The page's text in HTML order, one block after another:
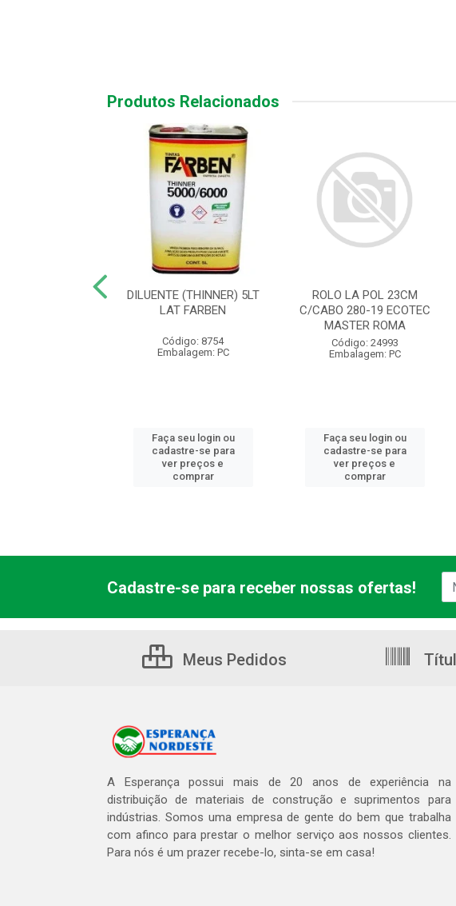
Produtos Relacionados
DILUENTE (THINNER) 5LT
LAT FARBEN
Código: 8754
Embalagem: PC
Faça seu login ou
cadastre-se para
ver preços e
comprar
ROLO LA POL 23CM
C/CABO 280-19 ECOTEC
MASTER ROMA
Código: 24993
Embalagem: PC
Faça seu login ou
cadastre-se para
ver preços e
comprar
Cadastre-se para receber nossas ofertas!
Meus Pedidos
A Esperança possui mais de 20 anos de experiência na
distribuição de materiais de construção e suprimentos para
indústrias. Somos uma empresa de gente do bem que trabalha
com afinco para prestar o melhor serviço aos nossos clientes.
Para nós é um prazer recebe-lo, sinta-se em casa!